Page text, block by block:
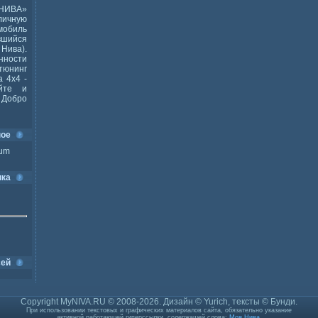
4x4 -
и
Copyright MyNIVA.RU © 2008-2026. Дизайн © Yurich, тексты © Бунди.
При использовании текстовых и графических материалов сайта, обязательно указание